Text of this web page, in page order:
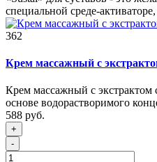
специальной среде-
362
Крем массажный с
Крем массажный с экстрактом
основе водорастворимого
588 руб.
+
-